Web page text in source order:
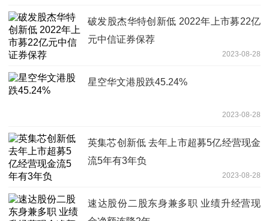
破发股杰华特创新低 2022年上市募22亿
元中信证券保荐
2023-08-28
星空华文港股跌45.24%
2023-08-28
英集芯创新低 去年上市超募5亿经营现金
流5年有3年负
2023-08-28
速达股份二股东身兼多职 业绩升经营现